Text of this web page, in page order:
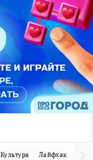
Культура Лайфхак